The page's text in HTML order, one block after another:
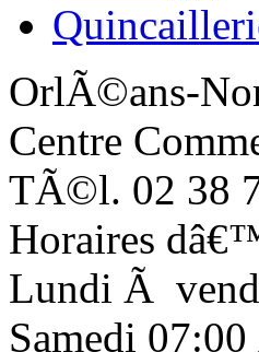
OrlÃ©ans-
Centre
TÃ©l. 02 38
Horaires
Lundi Ã
Samedi